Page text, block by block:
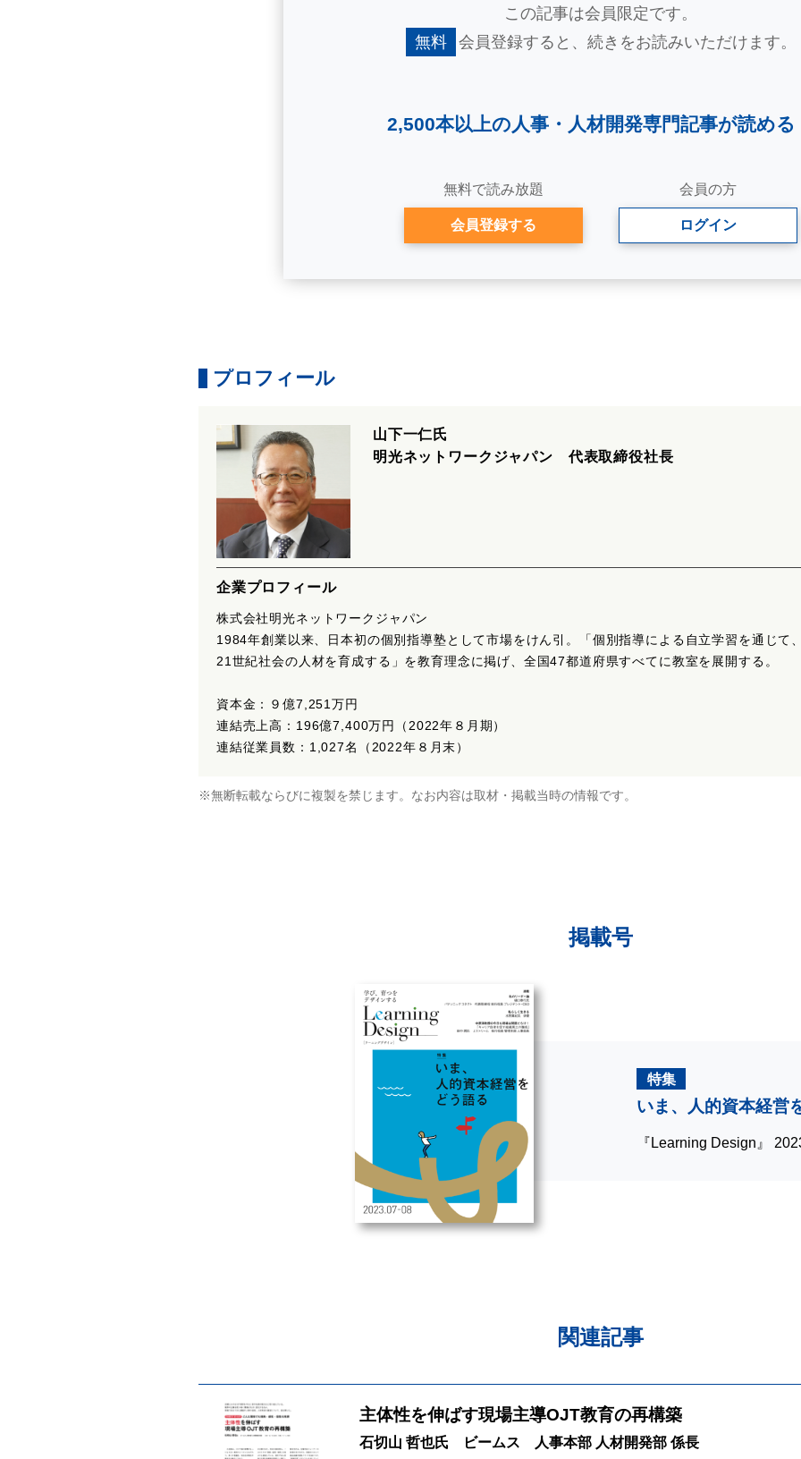
この記事は会員限定です。
無料
会員登録すると、 続きをお読みいただけます。
2,500本以上の人事・ 人材開発専門記事が読める
無料で読み放題
会員登録する
会員の方
ログイン
プロフィール
山下一仁氏
明光ネットワークジャパン 代表取締役社長
企業プロフィール
株式会社明光ネットワークジャパン
1984年創業以来、日本初の個別指導塾として市場をけん引。「個別指導による自立学習を通じて
21世紀社会の人材を育成する」を教育理念に掲げ、全国47都道府県すべてに教室を展開する。
資本金：９億7,251万円
連結売上高：196億7,400万円（2022年８月期）
連結従業員数：1,027名（2022年８月末）
※無断転載ならびに複製を禁じます。なお内容は取材・掲載当時の情報です。
掲載号
特集
いま、人的資本経営
『Learning Design』
関連記事
主体性を伸ばす現場主導OJT教育の再構築
石切山 哲也氏 ビームス 人事本部 人材開発部 係長